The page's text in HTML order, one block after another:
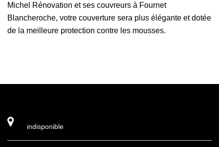
Michel Rénovation et ses couvreurs à Fournet
Blancheroche, votre couverture sera plus élégante et dotée
de la meilleure protection contre les mousses.
indisponible